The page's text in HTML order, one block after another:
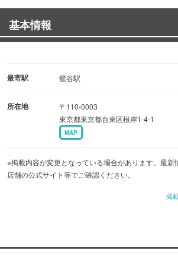
基本情報
最寄駅 鶯谷駅
所在地
〒110-0003
東京都東京都台東区根岸1-4-1
MAP
※掲載内容が変更となっている場合があります。最新
店舗の公式サイト等でご確認ください。
掲